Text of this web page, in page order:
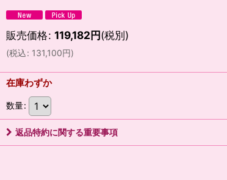
販売価格: 119,182円(税別)
(税込: 131,100円)
在庫わずか
数量:
返品特約に関する重要事項